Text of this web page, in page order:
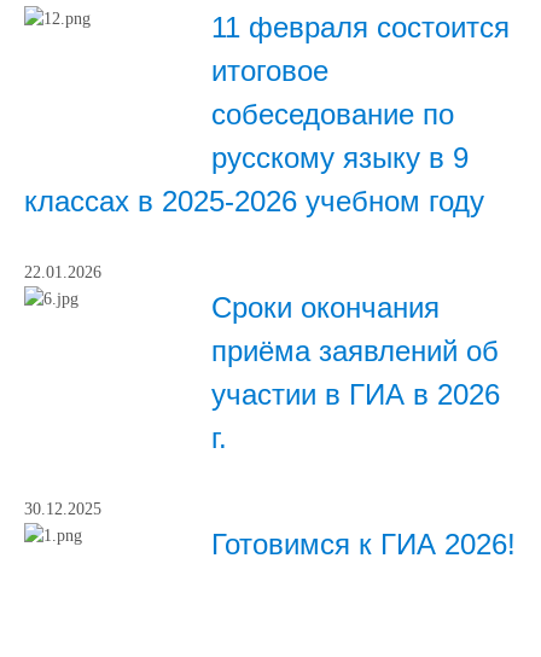
11 февраля состоится
итоговое
собеседование по
русскому языку в 9
классах в 2025-2026 учебном году
22.01.2026
Сроки окончания
приёма заявлений об
участии в ГИА в 2026
г.
30.12.2025
Готовимся к ГИА 2026!